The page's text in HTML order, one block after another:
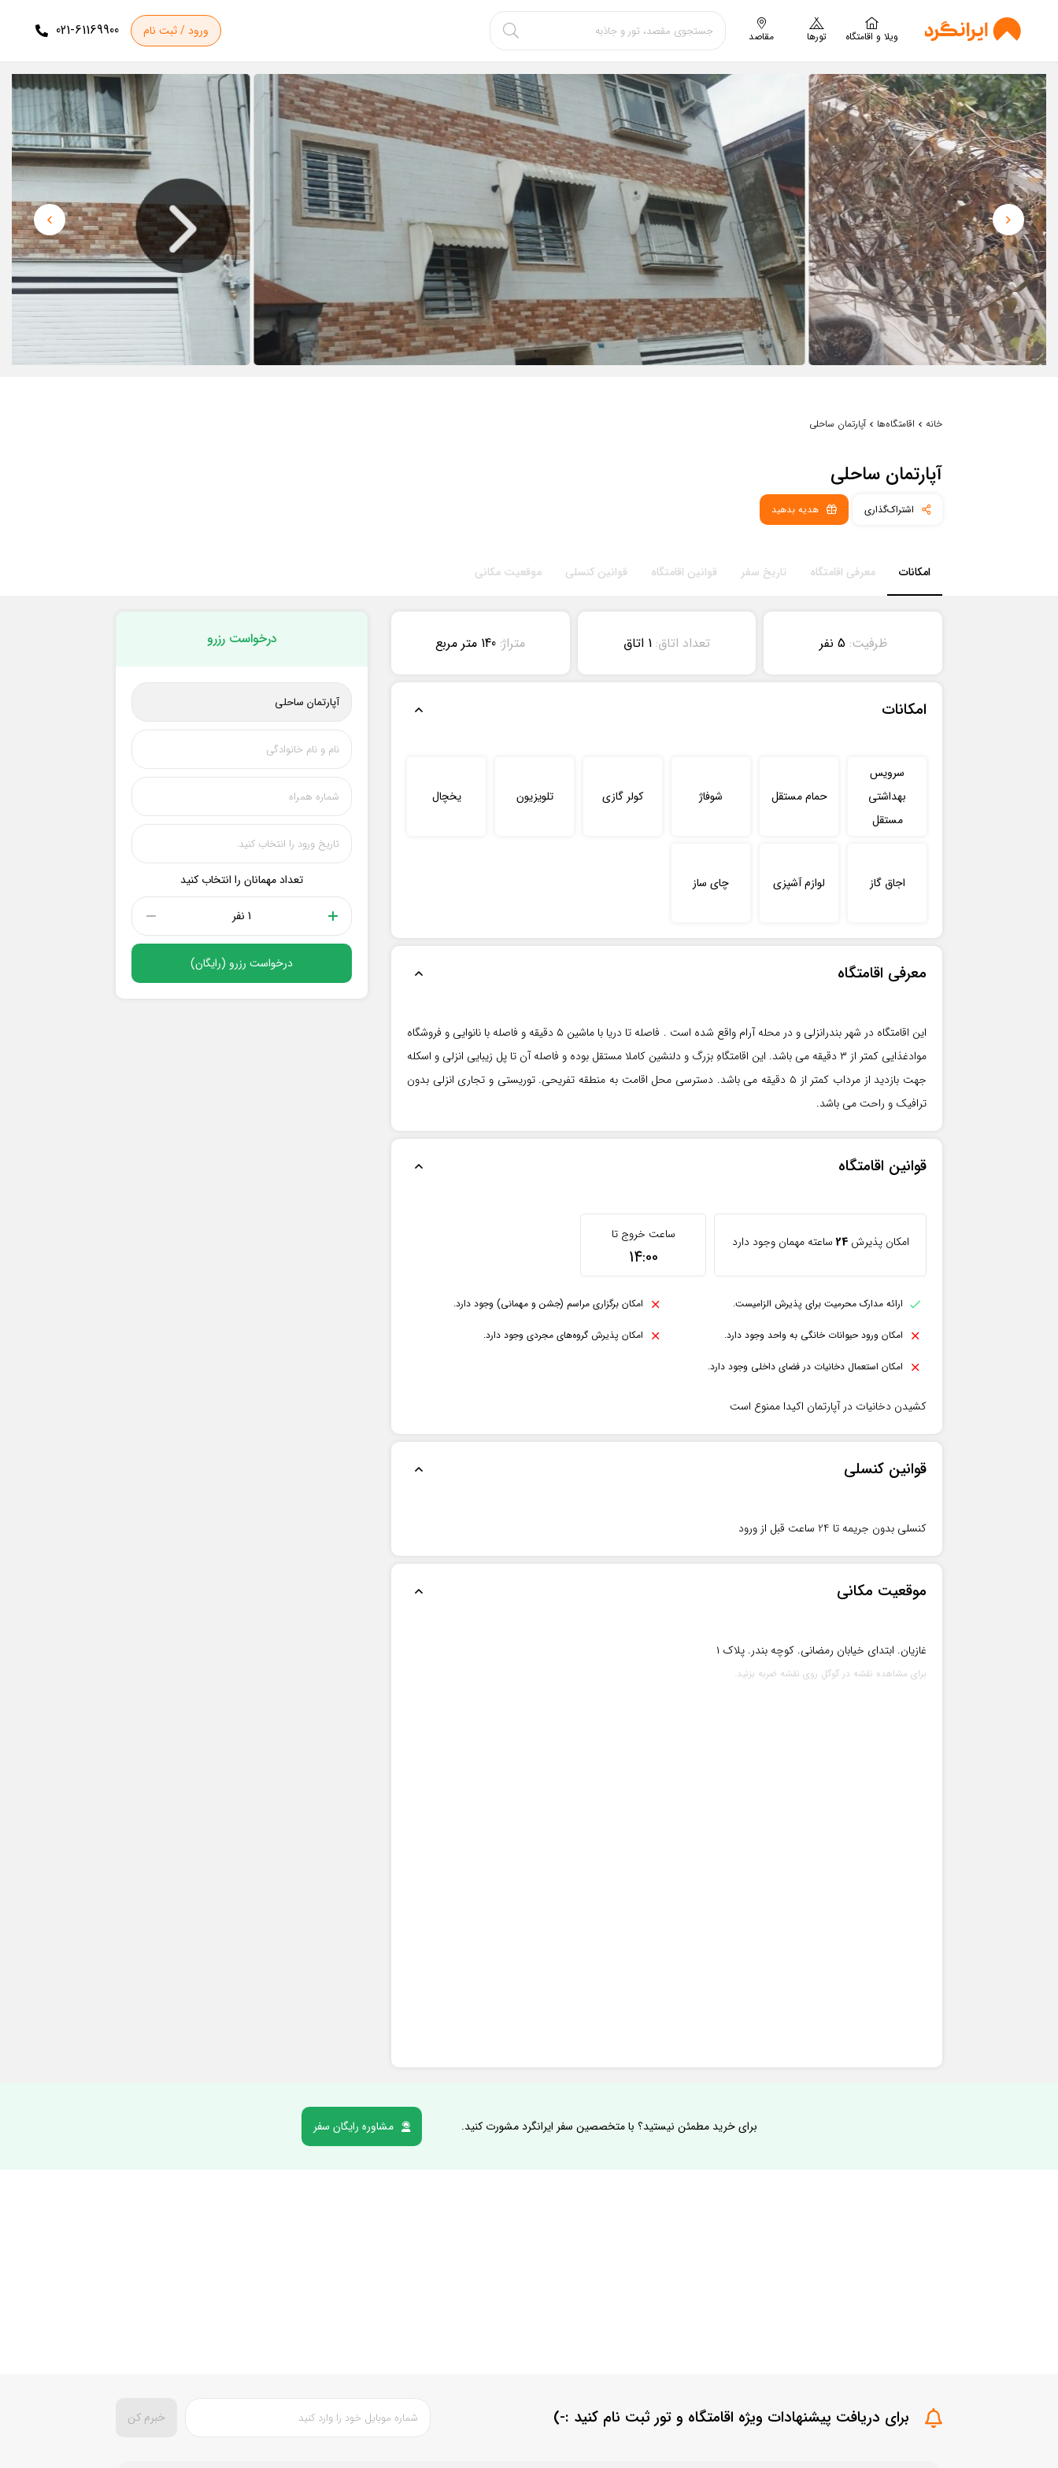
ویلا و اقامتگاه تورها مقاصد ورود / ثبت نام 021-61169900
خانه اقامتگاه‌ها آپارتمان ساحلی
آپارتمان ساحلی
اشتراک‌گذاری هدیه بدهید
امکانات معرفی اقامتگاه تاریخ سفر قوانین اقامتگاه قوانین کنسلی موقعیت مکانی
ظرفیت: 5 نفر تعداد اتاق: 1 اتاق متراژ: 140 متر مربع
امکانات
سرویس
بهداشتی
مستقل
حمام مستقل شوفاژ کولر گازی تلویزیون یخچال
اجاق گاز لوازم آشپزی چای ساز
معرفی اقامتگاه
این اقامتگاه در شهر بندرانزلی و در محله آرام واقع شده است . فاصله تا دریا با ماشین ۵ دقیقه و فاصله با نانوایی و فروشگاه
موادغذایی کمتر از ۳ دقیقه می باشد. این اقامتگاهِ بزرگ و دلنشین کاملا مستقل بوده و فاصله آن تا پل زیبایی انزلی و اسکله
جهت بازدید از مرداب کمتر از ۵ دقیقه می باشد. دسترسی محل اقامت به منطقه تفریحی. توریستی و تجاری انزلی بدون
ترافیک و راحت می باشد.
قوانین اقامتگاه
امکان پذیرش24ساعته مهمان وجود دارد ساعت خروج تا
14:00
ارائه مدارک محرمیت برای پذیرش الزامیست. امکان برگزاری مراسم (جشن و مهمانی) وجود دارد.
امکان ورود حیوانات خانگی به واحد وجود دارد. امکان پذیرش گروه‌های مجردی وجود دارد.
امکان استعمال دخانیات در فضای داخلی وجود دارد.
کشیدن دخانیات در آپارتمان اکیدا ممنوع است
قوانین کنسلی
کنسلی بدون جریمه تا 24 ساعت قبل از ورود
موقعیت مکانی
غازیان. ابتدای خیابان رمضانی. کوچه بندر. پلاک ۱
برای مشاهده نقشه در گوگل روی نقشه ضربه بزنید.
درخواست رزرو
تعداد مهمانان را انتخاب کنید
1 نفر
درخواست رزرو (رایگان)
برای خرید مطمئن نیستید؟ با متخصصین سفر ایرانگرد مشورت کنید. مشاوره رایگان سفر
برای دریافت پیشنهادات ویژه اقامتگاه و تور ثبت نام کنید :-) خبرم کن